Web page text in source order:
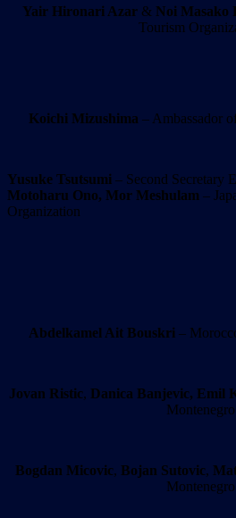
Yair Hironari Azar& Noi Masako
Tourism
Koichi Mizushima – Ambassador
Yusuke Tsutsumi – Second Secretary
Motoharu Ono, Mor Meshulam –
Organization
Abdelkamel Ait Bouskri –
Jovan Ristic, Danica Banjevic, Emil
Montenegro
Bogdan Micovic, Bojan Sutovic,
Montenegro